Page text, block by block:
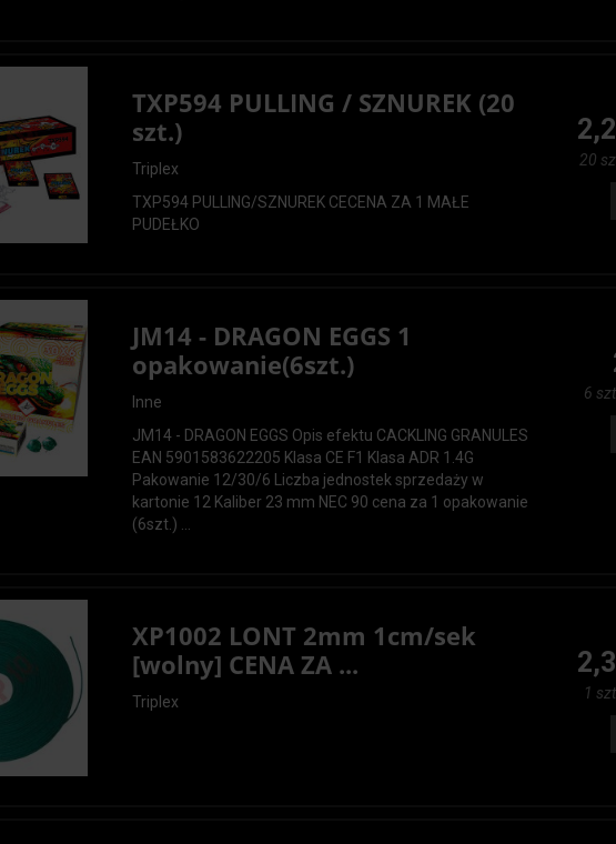
TXP594 PULLING / SZNUREK (20
szt.)
Triplex
TXP594 PULLING/SZNUREK CECENA ZA 1 MAŁE
PUDEŁKO
20
JM14 - DRAGON EGGS 1
opakowanie(6szt.)
Inne
JM14 - DRAGON EGGS Opis efektu CACKLING GRANULES
EAN 5901583622205 Klasa CE F1 Klasa ADR 1.4G
Pakowanie 12/30/6 Liczba jednostek sprzedaży w
kartonie 12 Kaliber 23 mm NEC 90 cena za 1 opakowanie
(6szt.) ...
6
XP1002 LONT 2mm 1cm/sek
[wolny] CENA ZA ...
Triplex 1